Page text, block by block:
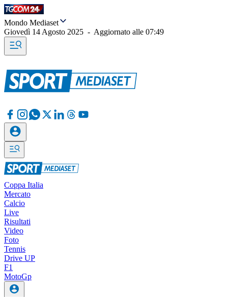
Mondo Mediaset
Giovedì 14 Agosto 2025 - Aggiornato alle 07:49
Coppa Italia
Mercato
Calcio
Live
Risultati
Video
Foto
Tennis
Drive UP
F1
MotoGp